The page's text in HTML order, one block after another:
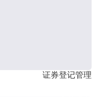
证券登记管理